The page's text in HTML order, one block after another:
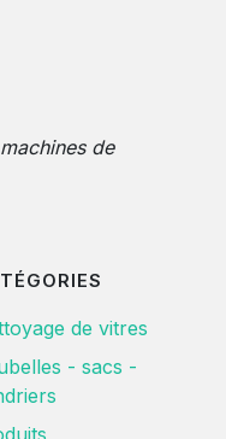
de
de vitres
- sacs -